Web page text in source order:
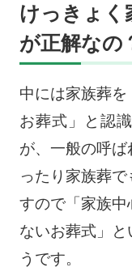
けっきょく
が正解なの
中には家族葬
お葬式」と認
が、一般の呼
ったり家族葬
すので「家族
ないお葬式」
うです。